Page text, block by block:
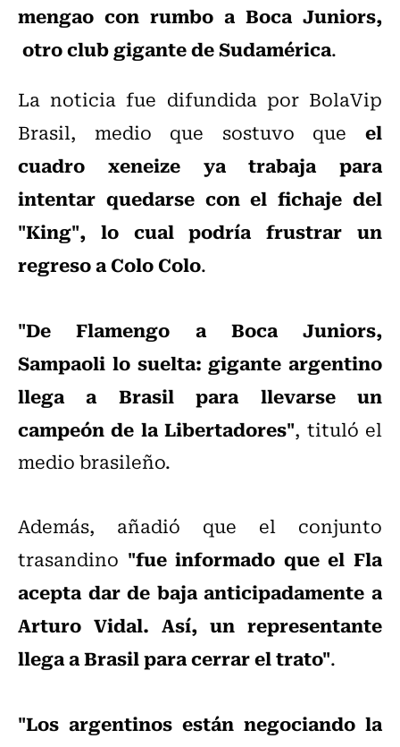
mengao con rumbo a Boca Juniors,
otro club gigante de Sudamérica.
La noticia fue difundida por BolaVip
Brasil, medio que sostuvo que el
cuadro xeneize ya trabaja para
intentar quedarse con el fichaje del
"King", lo cual podría frustrar un
regreso a Colo Colo.
"De Flamengo a Boca Juniors,
Sampaoli lo suelta: gigante argentino
llega a Brasil para llevarse un
campeón de la Libertadores", tituló el
medio brasileño.
Además, añadió que el conjunto
trasandino "fue informado que el Fla
acepta dar de baja anticipadamente a
Arturo Vidal. Así, un representante
llega a Brasil para cerrar el trato".
"Los argentinos están negociando la